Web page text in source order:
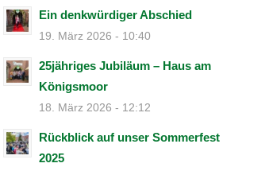
Ein denkwürdiger Abschied
19. März 2026 - 10:40
25jähriges Jubiläum – Haus am
Königsmoor
18. März 2026 - 12:12
Rückblick auf unser Sommerfest
2025